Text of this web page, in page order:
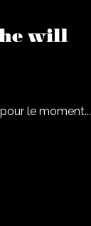
le moment...